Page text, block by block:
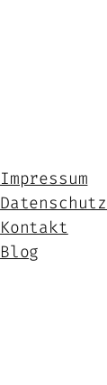
Impressum
Kontakt
Blog